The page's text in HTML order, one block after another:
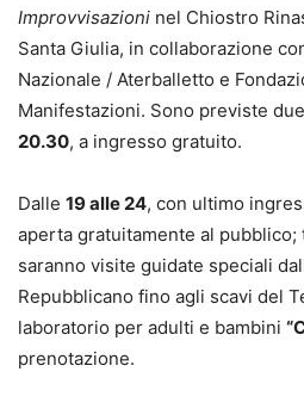
Improvvisazioni nel Chiostro
Santa Giulia, in collaborazione
Nazionale / Aterballetto e
Manifestazioni. Sono previste
20.30, a ingresso gratuito.
Dalle 19 alle 24, con ultimo
aperta gratuitamente al
saranno visite guidate speciali
Repubblicano fino agli scavi del
laboratorio per adulti e bambini
prenotazione.